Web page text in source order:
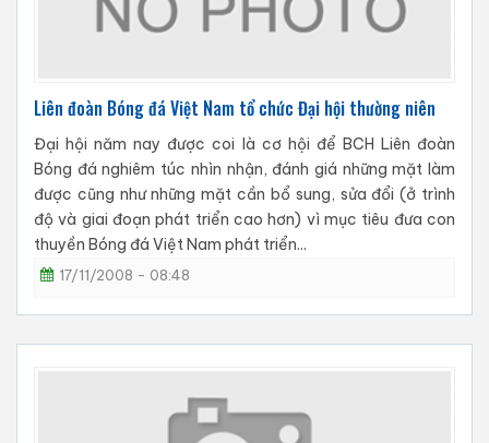
Liên đoàn Bóng đá Việt Nam tổ chức Đại hội thường niên
Đại hội năm nay được coi là cơ hội để BCH Liên đoàn
Bóng đá nghiêm túc nhìn nhận, đánh giá những mặt làm
được cũng như những mặt cần bổ sung, sửa đổi (ở trình
độ và giai đoạn phát triển cao hơn) vì mục tiêu đưa con
thuyền Bóng đá Việt Nam phát triển...
17/11/2008 - 08:48